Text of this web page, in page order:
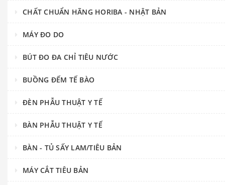
CHẤT CHUẨN HÃNG HORIBA - NHẬT BẢN
MÁY ĐO DO
BÚT ĐO ĐA CHỈ TIÊU NƯỚC
BUỒNG ĐẾM TẾ BÀO
ĐÈN PHẪU THUẬT Y TẾ
BÀN PHẪU THUẬT Y TẾ
BÀN - TỦ SẤY LAM/TIÊU BẢN
MÁY CẮT TIÊU BẢN